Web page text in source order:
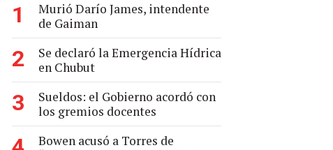
1
Murió Darío James, intendente
de Gaiman
2
Se declaró la Emergencia Hídrica
en Chubut
3
Sueldos: el Gobierno acordó con
los gremios docentes
Bowen acusó a Torres de